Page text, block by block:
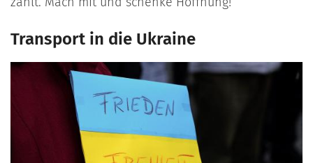
Transport in die Ukraine